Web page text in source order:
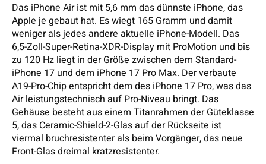
Das iPhone Air ist mit 5,6 mm das dünnste iPhone, das
Apple je gebaut hat. Es wiegt 165 Gramm und damit
weniger als jedes andere aktuelle iPhone-Modell. Das
6,5-Zoll-Super-Retina-XDR-Display mit ProMotion und bis
zu 120 Hz liegt in der Größe zwischen dem Standard-
iPhone 17 und dem iPhone 17 Pro Max. Der verbaute
A19-Pro-Chip entspricht dem des iPhone 17 Pro, was das
Air leistungstechnisch auf Pro-Niveau bringt. Das
Gehäuse besteht aus einem Titanrahmen der Güteklasse
5, das Ceramic-Shield-2-Glas auf der Rückseite ist
viermal bruchresistenter als beim Vorgänger, das neue
Front-Glas dreimal kratzresistenter.